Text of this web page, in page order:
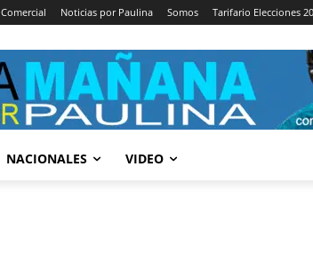
Comercial Noticias por Paulina Somos Tarifario Elecciones
NACIONALES VIDEO